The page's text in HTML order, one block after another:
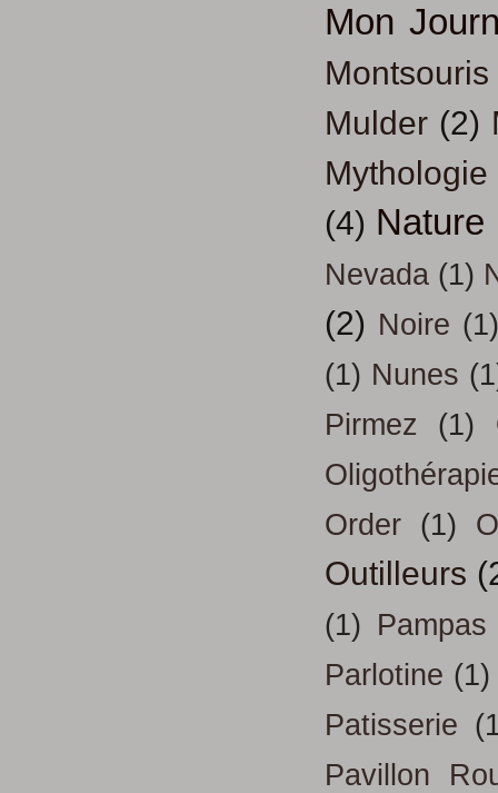
Mon
Montsouris
Mulder (2)
Mythologie
(4) Nature
Nevada (1)
(2) Noire
(1) Nunes
Pirmez
(1)
Order (1)
Outilleurs
(1) Pampas
Parlotine (1)
Patisserie
Pavillon